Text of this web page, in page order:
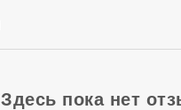
Здесь пока нет